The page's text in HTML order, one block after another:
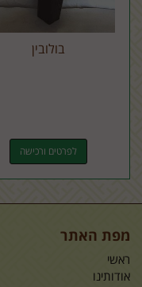
בולובין
לפרטים ורכישה
מפת האתר
ראשי
אודותינו